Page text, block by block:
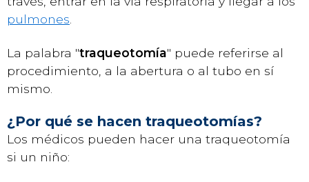
pulmones
La palabra "traqueotomía" puede referirse al
procedimiento, a la abertura o al tubo en sí
mismo.
¿Por qué se hacen traqueotomías?
Los médicos pueden hacer una traqueotomía
si un niño: